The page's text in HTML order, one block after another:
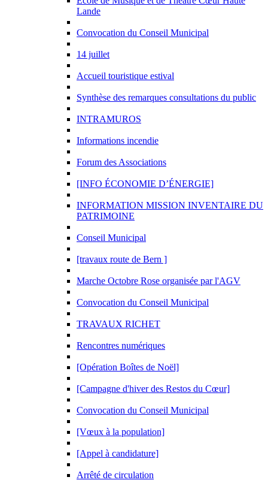
Lande
Convocation du Conseil Municipal
14 juillet
Accueil touristique estival
Synthèse des remarques consultations du public
INTRAMUROS
Informations incendie
Forum des Associations
[INFO ÉCONOMIE D’ÉNERGIE]
INFORMATION MISSION INVENTAIRE DU
PATRIMOINE
Conseil Municipal
[travaux route de Bern ]
Marche Octobre Rose organisée par l'AGV
Convocation du Conseil Municipal
TRAVAUX RICHET
Rencontres numériques
[Opération Boîtes de Noël]
[Campagne d'hiver des Restos du Cœur]
Convocation du Conseil Municipal
[Vœux à la population]
[Appel à candidature]
Arrêté de circulation